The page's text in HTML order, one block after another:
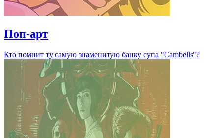
Поп-арт
Кто помнит ту самую знаменитую банку супа "Cambells"?